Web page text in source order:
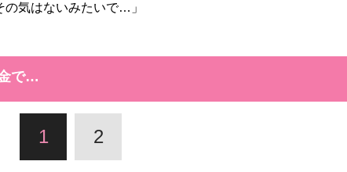
の気はないみたいで…」
で…
1 2